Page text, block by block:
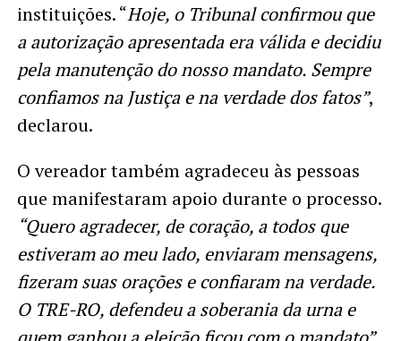
instituições. “Hoje, o Tribunal confirmou que
a autorização apresentada era válida e decidiu
pela manutenção do nosso mandato. Sempre
confiamos na Justiça e na verdade dos fatos”,
declarou.
O vereador também agradeceu às pessoas
que manifestaram apoio durante o processo.
“Quero agradecer, de coração, a todos que
estiveram ao meu lado, enviaram mensagens,
fizeram suas orações e confiaram na verdade.
O TRE-RO, defendeu a soberania da urna e